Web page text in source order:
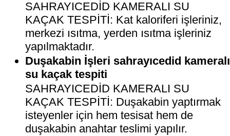
SAHRAYICEDİD KAMERALI SU
KAÇAK TESPİTİ: Kat kaloriferi işleriniz,
merkezi ısıtma, yerden ısıtma işleriniz
yapılmaktadır.
Duşakabin İşleri sahrayıcedid kameralı
su kaçak tespiti
SAHRAYICEDİD KAMERALI SU
KAÇAK TESPİTİ: Duşakabin yaptırmak
isteyenler için hem tesisat hem de
duşakabin anahtar teslimi yapılır.